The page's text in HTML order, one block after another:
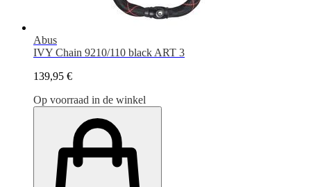
Abus
IVY Chain 9210/110 black ART 3
139,95 €
Op voorraad in de winkel